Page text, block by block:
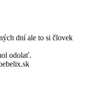
dní ale to si človek
odolať.